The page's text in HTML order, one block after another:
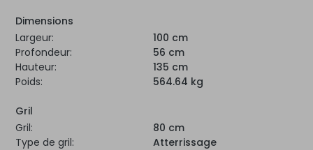
Dimensions
Largeur:
100 cm
Profondeur:
56 cm
Hauteur:
135 cm
Poids:
564.64 kg
Gril
Gril:
80 cm
Type de gril:
Atterrissage